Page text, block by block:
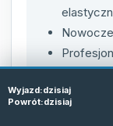
Wyjazd:dzisiaj
Powrót:dzisiaj